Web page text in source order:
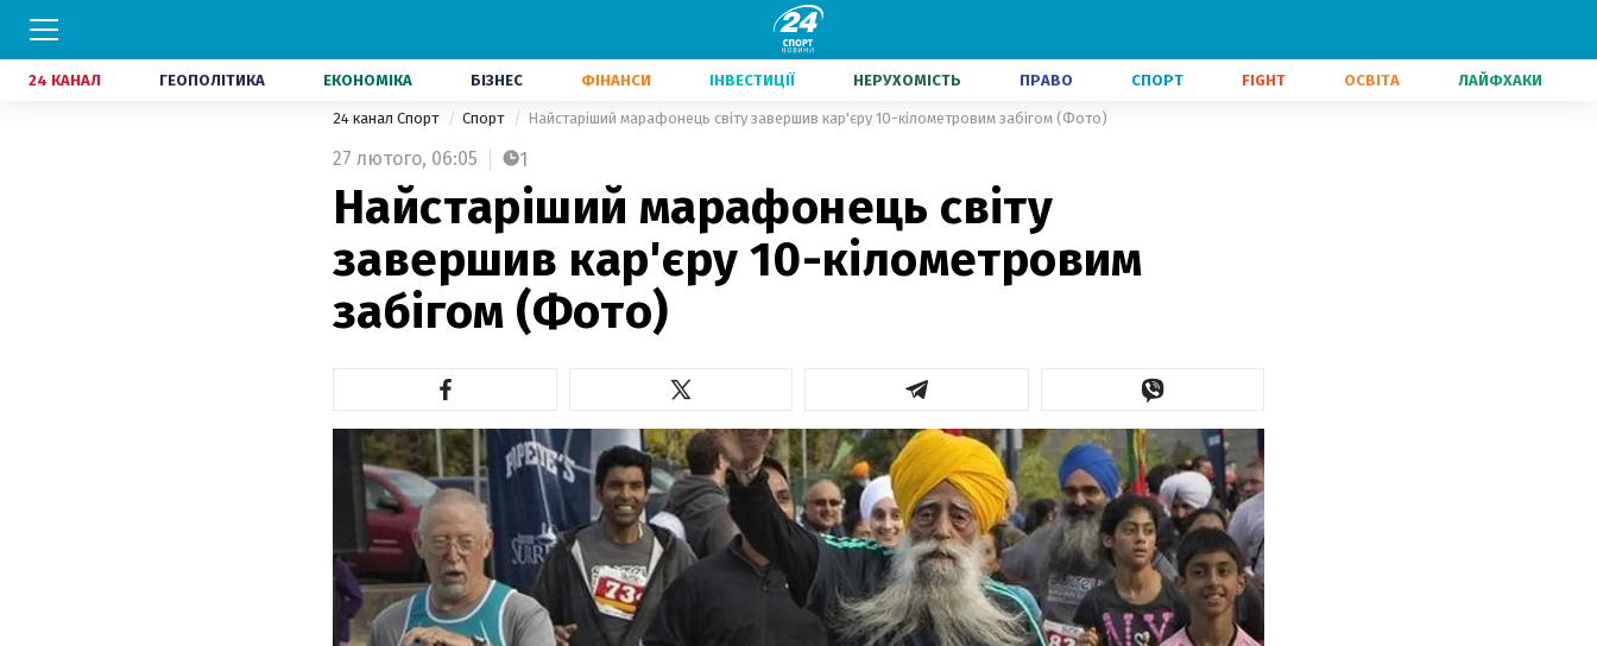
24 КАНАЛ ГЕОПОЛІТИКА ЕКОНОМІКА БІЗНЕС ФІНАНСИ ІНВЕСТИЦІЇ НЕРУХОМІСТЬ ПРАВО СПОРТ FIGHT ОСВІТА ЛАЙФХАКИ
24 канал Спорт Спорт Найстаріший марафонець світу завершив кар'єру 10-кілометровим забігом (Фото)
27 лютого, 06:05 1
Найстаріший марафонець світу
завершив кар'єру 10-кілометровим
забігом (Фото)